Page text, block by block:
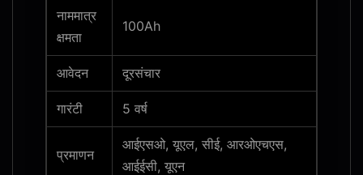
नाममात्र
क्षमता
100Ah
आवेदन दूरसंचार
गारंटी 5 वर्ष
प्रमाणन
आईएसओ, यूएल, सीई, आरओएचएस,
आईईसी, यूएन